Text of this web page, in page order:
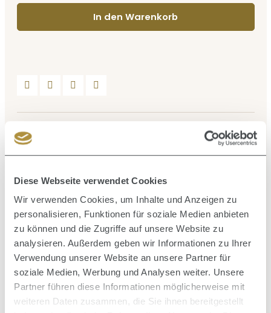
Diese Webseite verwendet Cookies
Wir verwenden Cookies, um Inhalte und Anzeigen zu
personalisieren, Funktionen für soziale Medien anbieten
zu können und die Zugriffe auf unsere Website zu
analysieren. Außerdem geben wir Informationen zu Ihrer
Verwendung unserer Website an unsere Partner für
soziale Medien, Werbung und Analysen weiter. Unsere
Partner führen diese Informationen möglicherweise mit
weiteren Daten zusammen, die Sie ihnen bereitgestellt
In den Warenkorb
Beschreibung
INTELLIGENTE HITZETECHNOLOGIE: Die Heat Brush
optimalen Temperatur von…Mehr
Bewertungen
Produktgalerie überspringen
Ähnliche Artikel